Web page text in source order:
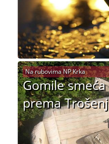
Gomile
prema
Na rubovima NP Krka